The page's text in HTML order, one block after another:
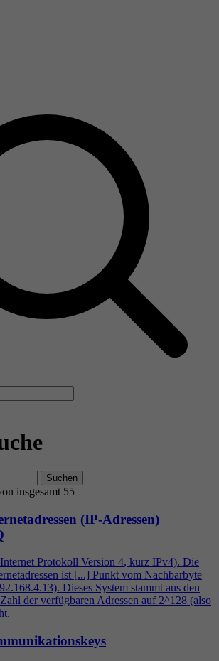
Suchen
insgesamt 55
(IP-Adressen)
Protokoll Version 4, kurz IPv4). Die
ist [...] Punkt vom Nachbarbyte
4.13). Dieses System stammt aus den
der verfügbaren Adressen auf 2^128 (also